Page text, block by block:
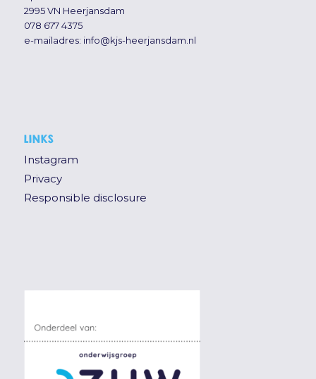
2995 VN Heerjansdam
078 677 4375
e-mailadres: info@kjs-heerjansdam.nl
LINKS
Instagram
Privacy
Responsible disclosure